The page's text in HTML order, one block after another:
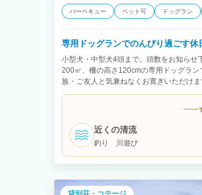
バーベキュー ペット可 ドッグラン
専用ドッグランでのんびり過ごす
小型犬・中型犬4頭まで。頭数をお知ら
200㎡、柵の高さ120cmの専用ドッグラ
族・ご友人と気兼ねなくお寛ぎいただけ
ェ、ショップ、温泉、登山、ゴルフ場へ
近くの清流
釣り 川遊び